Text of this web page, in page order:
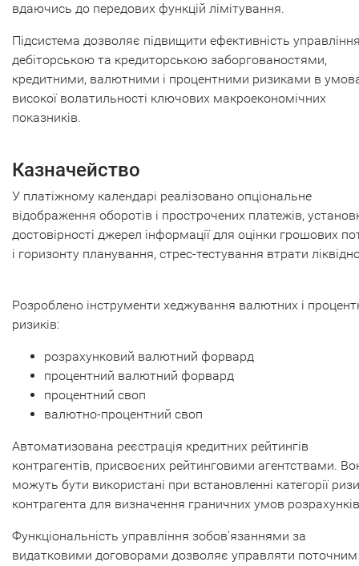
вдаючись до передових функцій лімітування.
Підсистема дозволяє підвищити ефективність
дебіторською та кредиторською заборгованостями,
кредитними, валютними і процентними ризиками в
високої волатильності ключових макроекономічних
показників.
Казначейство
У платіжному календарі реалізовано опціональне
відображення оборотів і прострочених платежів,
достовірності джерел інформації для оцінки грошових
і горизонту планування, стрес-тестування втрати
Розроблено інструменти хеджування валютних і
ризиків:
розрахунковий валютний форвард
процентний валютний форвард
процентний своп
валютно-процентний своп
Автоматизована реєстрація кредитних рейтингів
контрагентів, присвоєних рейтинговими агентствами.
можуть бути використані при встановленні категорії
контрагента для визначення граничних умов
Функціональність управління зобов'язаннями за
видатковими договорами дозволяє управляти поточним